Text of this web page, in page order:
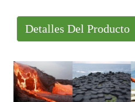
Detalles Del Producto